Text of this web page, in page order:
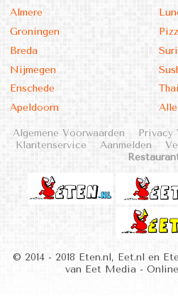
Almere
Groningen
Breda
Nijmegen
Enschede
Apeldoorn
Algemene Voorwaarden Privacy
Klantenservice
Aanmelden
© 2014 - 2018 Eten.nl, Eet.nl en
van Eet Media -